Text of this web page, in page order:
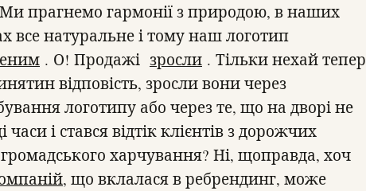
прагнемо гармонії з природою, в наших
все натуральне і тому наш логотип
. О! Продажі зросли . Тільки нехай тепер
відповість, зросли вони через
логотипу або через те, що на дворі не
і стався відтік клієнтів з дорожчих
громадського харчування? Ні, щоправда, хоч
, що вклалася в ребрендинг, може